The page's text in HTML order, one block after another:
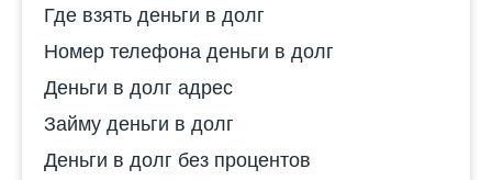
Где взять деньги в долг
Номер телефона деньги в долг
Деньги в долг адрес
Займу деньги в долг
Деньги в долг без процентов